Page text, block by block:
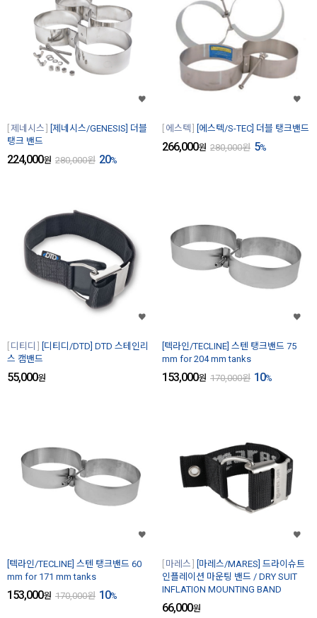
제네시스
[제네시스/GENESIS] 더블
탱크 밴드
224,000원 280,000원 20%
에스텍 [에스텍/S-TEC] 더블 탱크밴드
266,000원 280,000원 5%
디티디
[디티디/DTD] DTD 스테인리
스 캠밴드
55,000원
[텍라인/TECLINE] 스텐 탱크밴드 75
mm for 204 mm tanks
153,000원 170,000원 10%
[텍라인/TECLINE] 스텐 탱크밴드 60
mm for 171 mm tanks
153,000원 170,000원 10%
마레스
[마레스/MARES] 드라이슈트
인플레이션 마운팅 밴드 / DRY SUIT
INFLATION MOUNTING BAND
66,000원